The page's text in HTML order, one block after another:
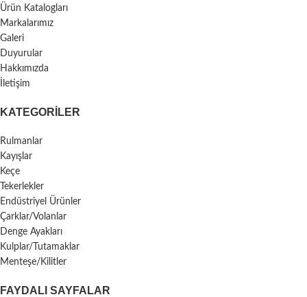
Ürün Katalogları
Markalarımız
Galeri
Duyurular
Hakkımızda
İletişim
KATEGORILER
Rulmanlar
Kayışlar
Keçe
Tekerlekler
Endüstriyel Ürünler
Çarklar/Volanlar
Denge Ayakları
Kulplar/Tutamaklar
Menteşe/Kilitler
FAYDALI SAYFALAR